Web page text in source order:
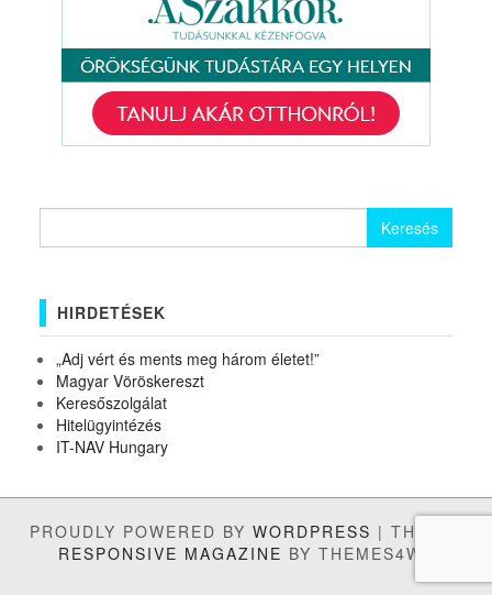
HIRDETÉSEK
„Adj vért és ments meg három életet!”
Magyar Vöröskereszt
Keresőszolgálat
Hitelügyintézés
IT-NAV Hungary
PROUDLY POWERED BY WORDPRESS | THEME:
RESPONSIVE MAGAZINE BY THEMES4WP